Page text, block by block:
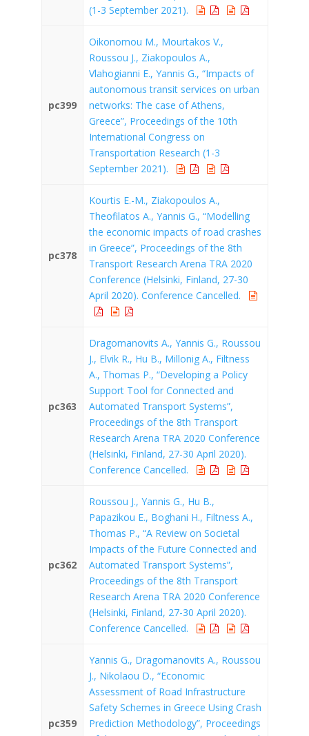
(1-3 September 2021).
pc399
Oikonomou M., Mourtakos V.,
Roussou J., Ziakopoulos A.,
Vlahogianni E., Yannis G., “Impacts of
autonomous transit services on urban
networks: The case of Athens,
Greece”, Proceedings of the 10th
International Congress on
Transportation Research (1-3
September 2021).
pc378
Kourtis E.-M., Ziakopoulos A.,
Theofilatos A., Yannis G., “Modelling
the economic impacts of road crashes
in Greece”, Proceedings of the 8th
Transport Research Arena TRA 2020
Conference (Helsinki, Finland, 27-30
April 2020). Conference Cancelled.
pc363
Dragomanovits A., Yannis G., Roussou
J., Elvik R., Hu B., Millonig A., Filtness
A., Thomas P., “Developing a Policy
Support Tool for Connected and
Automated Transport Systems”,
Proceedings of the 8th Transport
Research Arena TRA 2020 Conference
(Helsinki, Finland, 27-30 April 2020).
Conference Cancelled.
pc362
Roussou J., Yannis G., Hu B.,
Papazikou E., Boghani H., Filtness A.,
Thomas P., “A Review on Societal
Impacts of the Future Connected and
Automated Transport Systems”,
Proceedings of the 8th Transport
Research Arena TRA 2020 Conference
(Helsinki, Finland, 27-30 April 2020).
Conference Cancelled.
pc359
Yannis G., Dragomanovits A., Roussou
J., Nikolaou D., “Economic
Assessment of Road Infrastructure
Safety Schemes in Greece Using Crash
Prediction Methodology”, Proceedings